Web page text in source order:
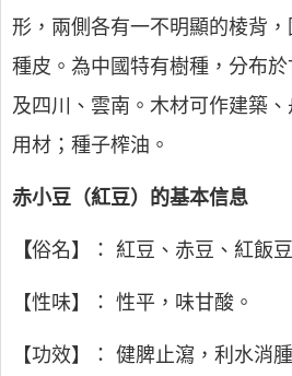
形，兩側各有一不明顯的棱背
種皮。為中國特有樹種，分布
及四川、雲南。木材可作建築
用材；種子榨油。
赤小豆（紅豆）的基本信息
【俗名】： 紅豆、赤豆、紅飯
【性味】： 性平，味甘酸。
【功效】： 健脾止瀉，利水消腫